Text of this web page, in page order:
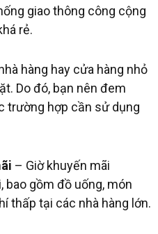
giao thông công cộng
rẻ.
hàng hay cửa hàng nhỏ
Do đó, bạn nên đem
trường hợp cần sử dụng
– Giờ khuyến mãi
bao gồm đồ uống, món
thấp tại các nhà hàng lớn.